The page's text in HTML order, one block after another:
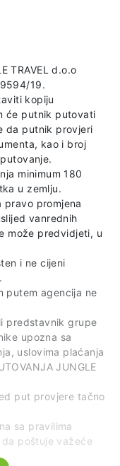
TRAVEL d.o.o
19.
kopiju
će putnik putovati
da putnik provjeri
kao i broj
minimum 180
u zemlju.
promjena
vanrednih
može predvidjeti, u
i ne cijeni
putem agencija ne
predstavnik grupe
upozna sa
uslovima plaćanja
JUNGLE
put provjere tačno
sa pravilima
poštuje važeće